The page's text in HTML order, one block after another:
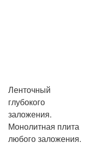
Ленточный
глубокого
заложения.
Монолитная плита
любого заложения.